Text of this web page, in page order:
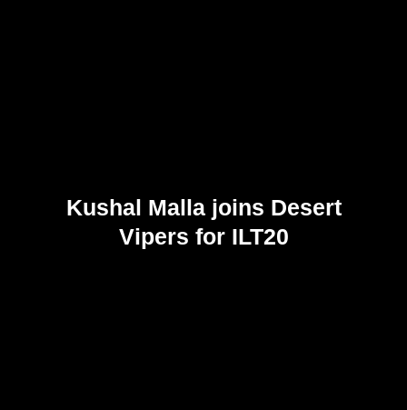
Kushal Malla joins Desert
Vipers for ILT20